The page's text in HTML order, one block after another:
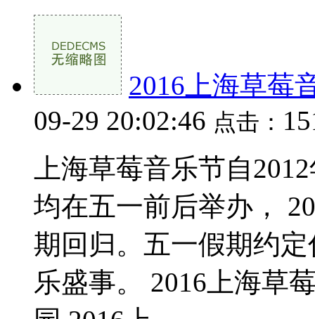
2016上海草莓
09-29 20:02:46 点击：
上海草莓音乐节自
均在五一前后举办，
期回归。五一假期约
乐盛事。 2016上海草